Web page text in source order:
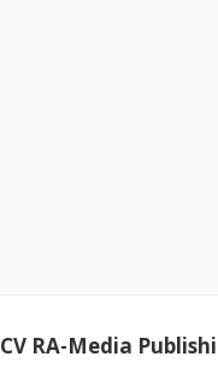
CV RA-Media